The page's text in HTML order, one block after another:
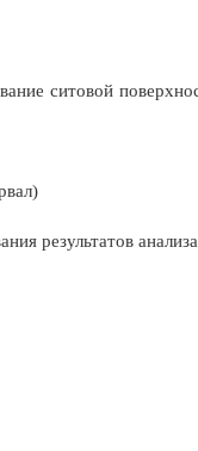
ситовой
результатов